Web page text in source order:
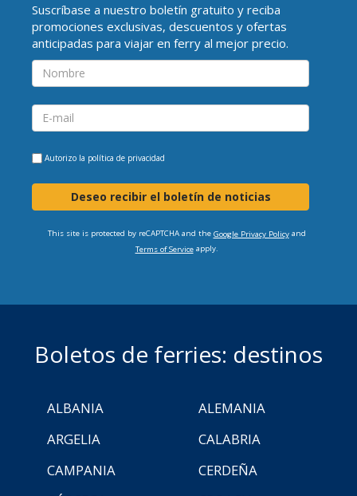
Suscríbase a nuestro boletín gratuito y reciba
promociones exclusivas, descuentos y ofertas
anticipadas para viajar en ferry al mejor precio.
Autorizo la política de privacidad
Deseo recibir el boletín de noticias
This site is protected by reCAPTCHA and the Google Privacy Policyand
Terms of Serviceapply.
Boletos de ferries: destinos
ALBANIA
ALEMANIA
ARGELIA
CALABRIA
CAMPANIA
CERDEÑA